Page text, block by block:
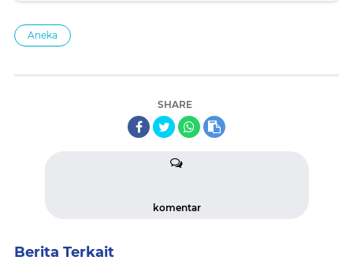
Aneka
SHARE
komentar
Berita Terkait